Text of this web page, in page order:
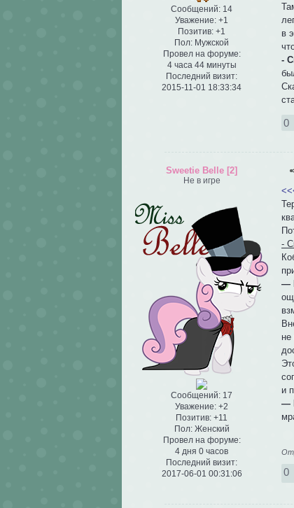
Сообщений: 14
Уважение: +1
Позитив: +1
Пол: Мужской
Провел на форуме:
4 часа 44 минуты
Последний визит:
2015-11-01 18:33:34
в
-
0
Sweetie Belle [2]
Не в игре
Сообщений: 17
Уважение: +2
Позитив: +11
Пол:Женский
Провел на форуме:
4 дня 0 часов
Последний визит:
2017-06-01 00:31:06
-
—
не
и
—
0